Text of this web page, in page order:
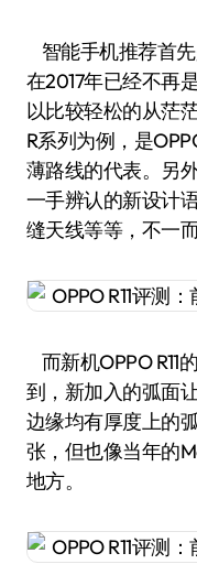
智能手机推荐首
在2017年已经不再
以比较轻松的从茫
R系列为例，是
薄路线的代表。另
一手辨认的新设计
缝天线等等，不一而
而新机OPPO R11
到，新加入的弧面
边缘均有厚度上的
张，但也像当年的
地方。